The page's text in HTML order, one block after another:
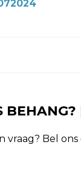
BEHANG?
vraag? Bel ons